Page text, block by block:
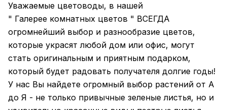
Уважаемые цветоводы, в нашей
" Галерее комнатных цветов " ВСЕГДА
огромнейший выбор и разнообразие цветов,
которые украсят любой дом или офис, могут
стать оригинальным и приятным подарком,
который будет радовать получателя долгие годы!
У нас Вы найдете огромный выбор растений от А
до Я - не только привычные зеленые листья, но и